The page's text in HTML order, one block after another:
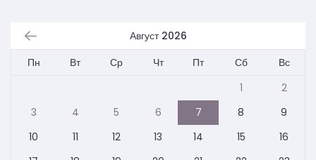
Август 2026
Пн
Вт Ср Чт Пт Сб
Вс
1
2
3
4 5 6 7 8
9
10
11 12 13 14 15
16